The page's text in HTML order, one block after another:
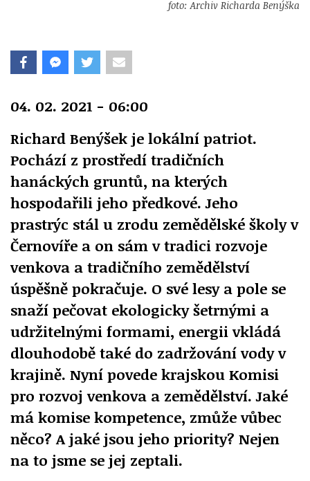
foto: Archiv Richarda Benýška
04. 02. 2021 - 06:00
Richard Benýšek je lokální patriot.
Pochází z prostředí tradičních
hanáckých gruntů, na kterých
hospodařili jeho předkové. Jeho
prastrýc stál u zrodu zemědělské školy v
Černovíře a on sám v tradici rozvoje
venkova a tradičního zemědělství
úspěšně pokračuje. O své lesy a pole se
snaží pečovat ekologicky šetrnými a
udržitelnými formami, energii vkládá
dlouhodobě také do zadržování vody v
krajině. Nyní povede krajskou Komisi
pro rozvoj venkova a zemědělství. Jaké
má komise kompetence, zmůže vůbec
něco? A jaké jsou jeho priority? Nejen
na to jsme se jej zeptali.